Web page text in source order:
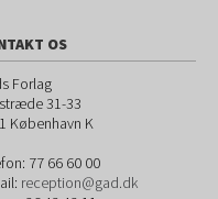
OS
Forlag
31-33
København K
77 66 60 00
reception@gad.dk